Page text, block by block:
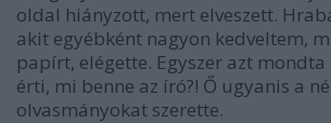
oldal hiányzott, mert elveszett.
akit egyébként nagyon kedveltem,
papírt, elégette. Egyszer azt mondta
érti, mi benne az író?! Ő ugyanis a
olvasmányokat szerette.